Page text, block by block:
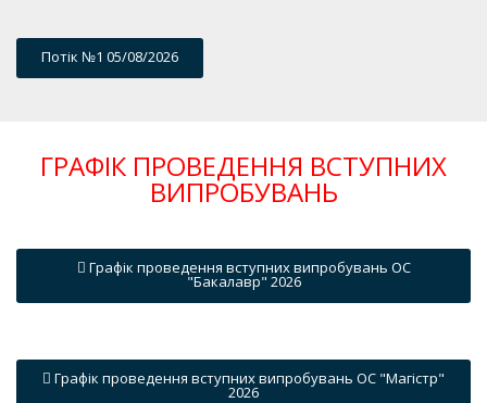
Потік №1 05/08/2026
ГРАФІК ПРОВЕДЕННЯ ВСТУПНИХ
ВИПРОБУВАНЬ
Графік проведення вступних випробувань ОС
"Бакалавр" 2026
Графік проведення вступних випробувань ОС "Магістр"
2026